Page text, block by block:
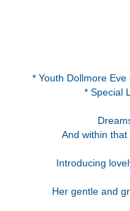
* Youth Dollmore
* Special
And within
Introducing
Her gentle and